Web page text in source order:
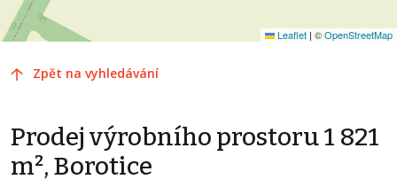
Leaflet | ©OpenStreetMap
Zpět na vyhledávání
Prodej výrobního prostoru 1 821
m², Borotice